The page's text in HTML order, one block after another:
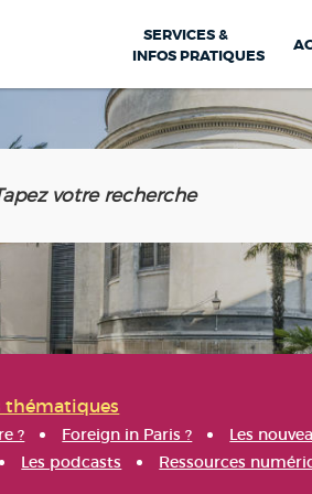
SERVICES &
INFOS PRATIQUES
thématiques
? Foreign in Paris ? Les
Les podcasts Ressources